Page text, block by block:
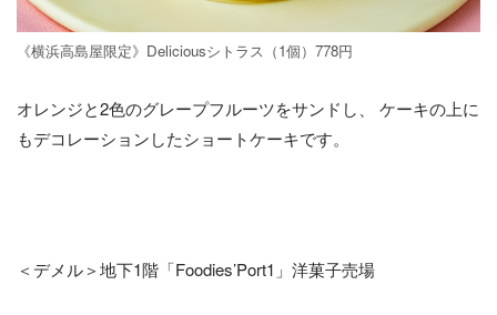
《横浜高島屋限定》Deliciousシトラス（1個）778円
オレンジと2色のグレープフルーツをサンドし、 ケーキの上に
もデコレーションしたショートケーキです。
＜デメル＞地下1階「Foodies’Port1」洋菓子売場